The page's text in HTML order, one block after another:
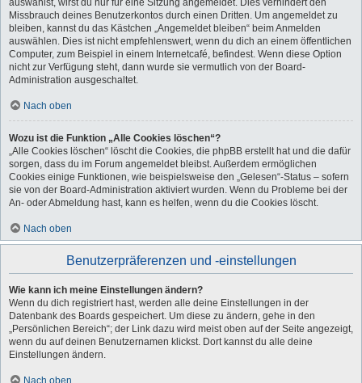
auswählst, wirst du nur für eine Sitzung angemeldet. Dies verhindert den
Missbrauch deines Benutzerkontos durch einen Dritten. Um angemeldet zu
bleiben, kannst du das Kästchen „Angemeldet bleiben“ beim Anmelden
auswählen. Dies ist nicht empfehlenswert, wenn du dich an einem öffentlichen
Computer, zum Beispiel in einem Internetcafé, befindest. Wenn diese Option
nicht zur Verfügung steht, dann wurde sie vermutlich von der Board-
Administration ausgeschaltet.
Nach oben
Wozu ist die Funktion „Alle Cookies löschen“?
„Alle Cookies löschen“ löscht die Cookies, die phpBB erstellt hat und die dafür
sorgen, dass du im Forum angemeldet bleibst. Außerdem ermöglichen
Cookies einige Funktionen, wie beispielsweise den „Gelesen“-Status – sofern
sie von der Board-Administration aktiviert wurden. Wenn du Probleme bei der
An- oder Abmeldung hast, kann es helfen, wenn du die Cookies löscht.
Nach oben
Benutzerpräferenzen und -einstellungen
Wie kann ich meine Einstellungen ändern?
Wenn du dich registriert hast, werden alle deine Einstellungen in der
Datenbank des Boards gespeichert. Um diese zu ändern, gehe in den
„Persönlichen Bereich“; der Link dazu wird meist oben auf der Seite angezeigt,
wenn du auf deinen Benutzernamen klickst. Dort kannst du alle deine
Einstellungen ändern.
Nach oben